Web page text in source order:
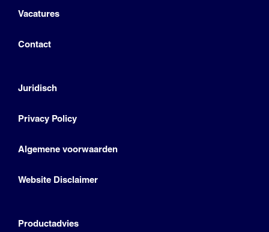
Vacatures
Contact
Juridisch
Privacy Policy
Algemene voorwaarden
Website Disclaimer
Productadvies